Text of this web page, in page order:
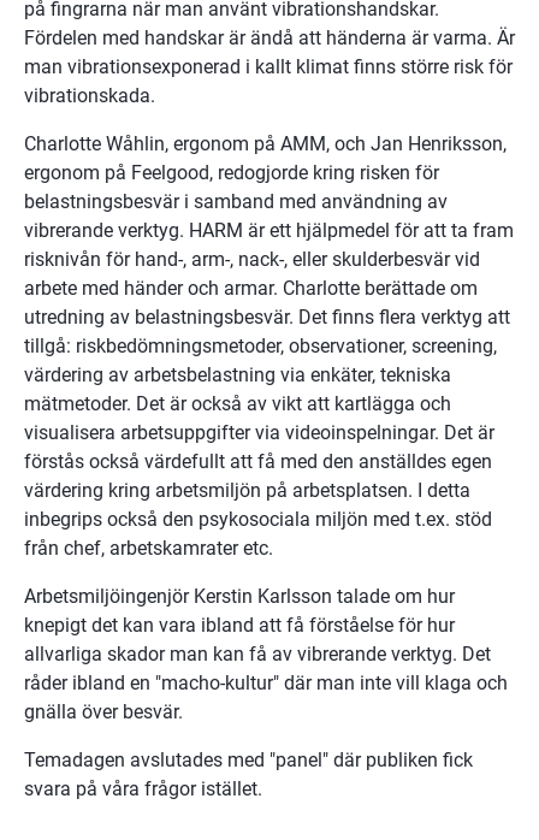
på fingrarna när man använt vibrationshandskar.
Fördelen med handskar är ändå att händerna är varma. Är
man vibrationsexponerad i kallt klimat finns större risk för
vibrationskada.
Charlotte Wåhlin, ergonom på AMM, och Jan Henriksson,
ergonom på Feelgood, redogjorde kring risken för
belastningsbesvär i samband med användning av
vibrerande verktyg. HARM är ett hjälpmedel för att ta fram
risknivån för hand-, arm-, nack-, eller skulderbesvär vid
arbete med händer och armar. Charlotte berättade om
utredning av belastningsbesvär. Det finns flera verktyg att
tillgå: riskbedömningsmetoder, observationer, screening,
värdering av arbetsbelastning via enkäter, tekniska
mätmetoder. Det är också av vikt att kartlägga och
visualisera arbetsuppgifter via videoinspelningar. Det är
förstås också värdefullt att få med den anställdes egen
värdering kring arbetsmiljön på arbetsplatsen. I detta
inbegrips också den psykosociala miljön med t.ex. stöd
från chef, arbetskamrater etc.
Arbetsmiljöingenjör Kerstin Karlsson talade om hur
knepigt det kan vara ibland att få förståelse för hur
allvarliga skador man kan få av vibrerande verktyg. Det
råder ibland en "macho-kultur" där man inte vill klaga och
gnälla över besvär.
Temadagen avslutades med "panel" där publiken fick
svara på våra frågor istället.